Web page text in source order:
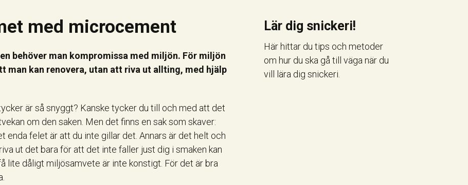
med microcement
behöver man kompromissa med miljön. För miljön
man kan renovera, utan att riva ut allting, med hjälp
är så snyggt? Kanske tycker du till och med att det
om den saken. Men det finns en sak som skaver:
enda felet är att du inte gillar det. Annars är det helt och
ut det bara för att det inte faller just dig i smaken kan
lite dåligt miljösamvete är inte konstigt. För det är bra
Lär dig snickeri!
Här hittar du tips och metoder
om hur du ska gå till väga när du
vill lära dig snickeri.